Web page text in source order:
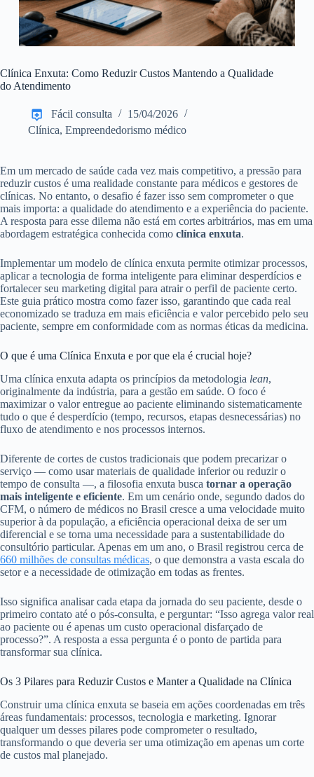
Clínica Enxuta: Como Reduzir Custos Mantendo a Qualidade
do Atendimento
Fácil consulta
15/04/2026
Clínica, Empreendedorismo médico
Em um mercado de saúde cada vez mais competitivo, a pressão para
reduzir custos é uma realidade constante para médicos e gestores de
clínicas. No entanto, o desafio é fazer isso sem comprometer o que
mais importa: a qualidade do atendimento e a experiência do paciente.
A resposta para esse dilema não está em cortes arbitrários, mas em uma
abordagem estratégica conhecida como clínica enxuta.
Implementar um modelo de clínica enxuta permite otimizar processos,
aplicar a tecnologia de forma inteligente para eliminar desperdícios e
fortalecer seu marketing digital para atrair o perfil de paciente certo.
Este guia prático mostra como fazer isso, garantindo que cada real
economizado se traduza em mais eficiência e valor percebido pelo seu
paciente, sempre em conformidade com as normas éticas da medicina.
O que é uma Clínica Enxuta e por que ela é crucial hoje?
Uma clínica enxuta adapta os princípios da metodologia lean,
originalmente da indústria, para a gestão em saúde. O foco é
maximizar o valor entregue ao paciente eliminando sistematicamente
tudo o que é desperdício (tempo, recursos, etapas desnecessárias) no
fluxo de atendimento e nos processos internos.
Diferente de cortes de custos tradicionais que podem precarizar o
serviço — como usar materiais de qualidade inferior ou reduzir o
tempo de consulta —, a filosofia enxuta busca tornar a operação
mais inteligente e eficiente. Em um cenário onde, segundo dados do
CFM, o número de médicos no Brasil cresce a uma velocidade muito
superior à da população, a eficiência operacional deixa de ser um
diferencial e se torna uma necessidade para a sustentabilidade do
consultório particular. Apenas em um ano, o Brasil registrou cerca de
660 milhões de consultas médicas, o que demonstra a vasta escala do
setor e a necessidade de otimização em todas as frentes.
Isso significa analisar cada etapa da jornada do seu paciente, desde o
primeiro contato até o pós-consulta, e perguntar: “Isso agrega valor real
ao paciente ou é apenas um custo operacional disfarçado de
processo?”. A resposta a essa pergunta é o ponto de partida para
transformar sua clínica.
Os 3 Pilares para Reduzir Custos e Manter a Qualidade na Clínica
Construir uma clínica enxuta se baseia em ações coordenadas em três
áreas fundamentais: processos, tecnologia e marketing. Ignorar
qualquer um desses pilares pode comprometer o resultado,
transformando o que deveria ser uma otimização em apenas um corte
de custos mal planejado.